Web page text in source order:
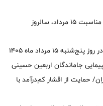
پیام مدیرعامل بانک توسعه تعاون به مناسبت 15 مرداد، سالروز
15 مرداد ماه 1405
جاماندگان اربعین حسینی
ایران/ حمایت از اقشار کم‌درآمد با